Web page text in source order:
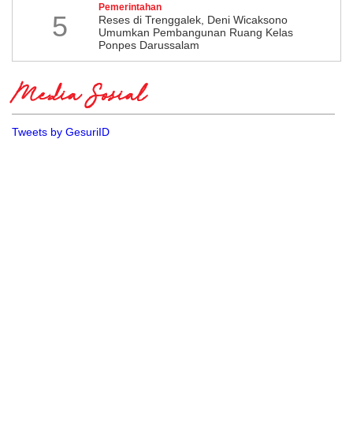
5
Pemerintahan
​Reses di Trenggalek, Deni Wicaksono
Umumkan Pembangunan Ruang Kelas
Ponpes Darussalam
Media Sosial
Tweets by GesuriID